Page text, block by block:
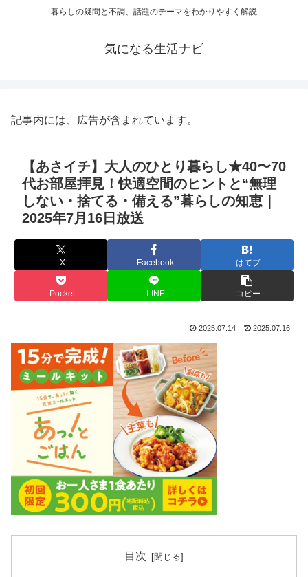
暮らしの疑問と不調、話題のテーマをわかりやすく解説
気になる生活ナビ
記事内には、広告が含まれています。
【あさイチ】大人のひとり暮らし★40〜70
代お部屋拝見！快適空間のヒントと“無理
しない・捨てる・備える”暮らしの知恵｜
2025年7月16日放送
X Facebook はてブ
Pocket LINE コピー
2025.07.14 2025.07.16
目次